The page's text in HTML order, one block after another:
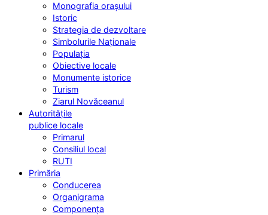
Monografia orașului
Istoric
Strategia de dezvoltare
Simbolurile Naționale
Populația
Obiective locale
Monumente istorice
Turism
Ziarul Novăceanul
Autoritățile
publice locale
Primarul
Consiliul local
RUTI
Primăria
Conducerea
Organigrama
Componența